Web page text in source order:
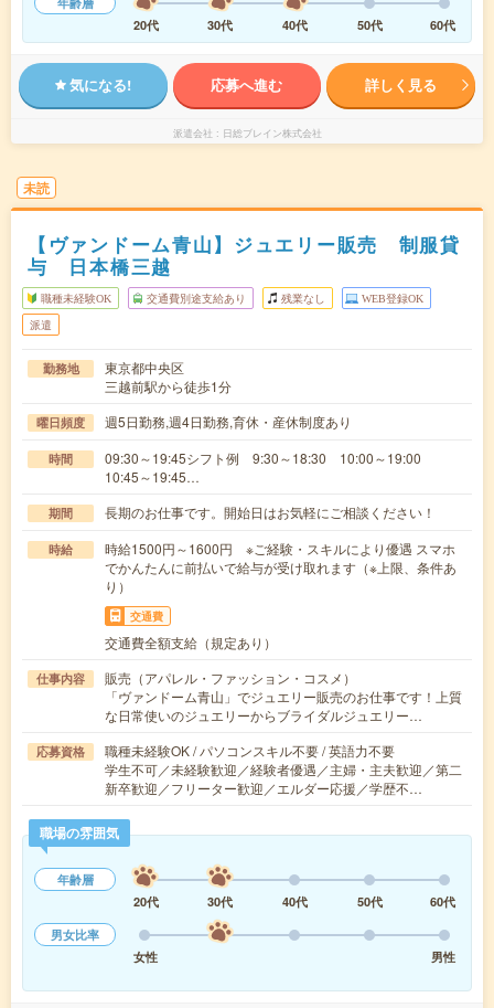
20代
30代 40代 50代 60代
気になる! 応募へ進む 詳しく見る
派遣会社 日総ブレイン株式会社
未読
【ヴァンドーム青山】ジュエリー販売 制服貸
与 日本橋三越
職種未経験OK 交通費別途支給あり 残業なし WEB登録OK
派遣
勤務地
東京都中央区
三越前駅から徒歩1分
曜日頻度 週5日勤務,週4日勤務,育休・産休制度あり
時間
09:30～19:45シフト例 9:30～18:30 10:00～19:00
10:45～19:45…
期間 長期のお仕事です。開始日はお気軽にご相談ください！
時給
時給1500円～1600円 ※ご経験・スキルにより優遇 スマホ
でかんたんに前払いで給与が受け取れます（※上限、条件あ
り）
交通費
交通費全額支給（規定あり）
仕事内容
販売（アパレル・ファッション・コスメ）
「ヴァンドーム青山」でジュエリー販売のお仕事です！上質
な日常使いのジュエリーからブライダルジュエリー…
応募資格
職種未経験OK / パソコンスキル不要 / 英語力不要
学生不可／未経験歓迎／経験者優遇／主婦・主夫歓迎／第二
新卒歓迎／フリーター歓迎／エルダー応援／学歴不…
職場の雰囲気
年齢層
20代
30代 40代 50代
60代
男女比率
女性
男性